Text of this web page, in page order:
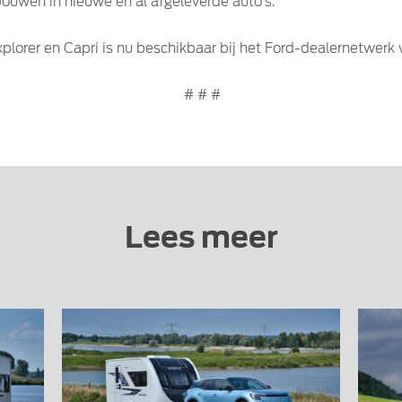
en Capri is nu beschikbaar bij het Ford-dealernetwerk
# # #
Lees meer